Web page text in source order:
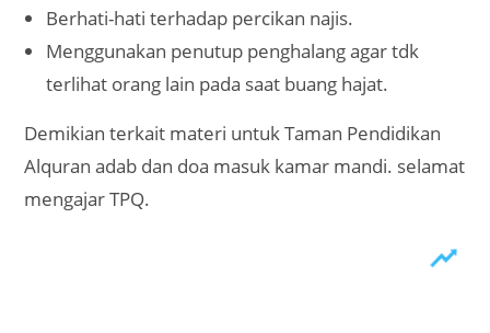
Berhati-hati terhadap percikan najis.
Menggunakan penutup penghalang agar tdk
terlihat orang lain pada saat buang hajat.
Demikian terkait materi untuk Taman Pendidikan
Alquran adab dan doa masuk kamar mandi. selamat
mengajar TPQ.